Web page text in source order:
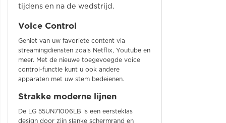
tijdens en na de wedstrijd.
Voice Control
Geniet van uw favoriete content via
streamingdiensten zoals Netflix, Youtube en
meer. Met de nieuwe toegevoegde voice
control-functie kunt u ook andere
apparaten met uw stem bedeienen.
Strakke moderne lijnen
De LG 55UN71006LB is een eersteklas
design door zijn slanke schermrand en